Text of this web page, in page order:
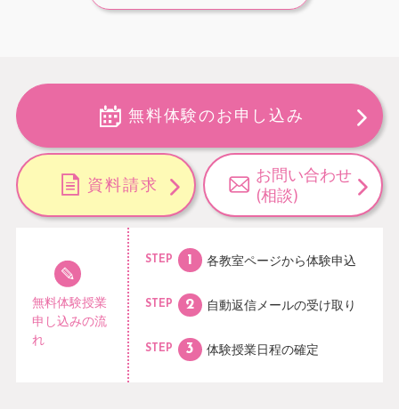
無料体験のお申し込み
資料請求
お問い合わせ
(相談)
無料体験授業
申し込みの流
れ
STEP 各教室ページから体験申込
STEP 自動返信メールの受け取り
STEP 体験授業日程の確定